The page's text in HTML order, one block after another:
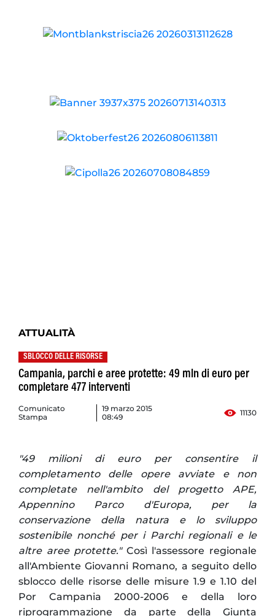
ATTUALITÀ
SBLOCCO DELLE RISORSE
Campania, parchi e aree protette: 49 mln di euro per
completare 477 interventi
Comunicato
Stampa
19 marzo 2015
08:49
11130
"49 milioni di euro per consentire il
completamento delle opere avviate e non
completate nell'ambito del progetto APE,
Appennino Parco d'Europa, per la
conservazione della natura e lo sviluppo
sostenibile nonché per i Parchi regionali e le
altre aree protette."Così l'assessore regionale
all'Ambiente Giovanni Romano, a seguito dello
sblocco delle risorse delle misure 1.9 e 1.10 del
Por Campania 2000-2006 e della loro
riprogrammazione da parte della Giunta